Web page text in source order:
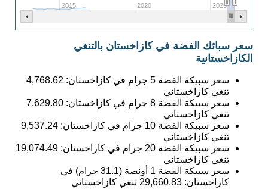
2015 2020 2025
سعر سبائك الفضة في كازاخستان بالتنغي
الكازاخستانية
سعر سبيكة الفضة 5 جرام في كازاخستان:
4,768.62
تنغي كازاخستاني
سعر سبيكة الفضة 8 جرام في كازاخستان:
7,629.80
تنغي كازاخستاني
سعر سبيكة الفضة 10 جرام في كازاخستان:
9,537.24
تنغي كازاخستاني
سعر سبيكة الفضة 20 جرام في كازاخستان:
19,074.49
تنغي كازاخستاني
سعر سبيكة الفضة 1 أونصة (31.1 جرام) في
كازاخستان: 29,660.83 تنغي كازاخستاني